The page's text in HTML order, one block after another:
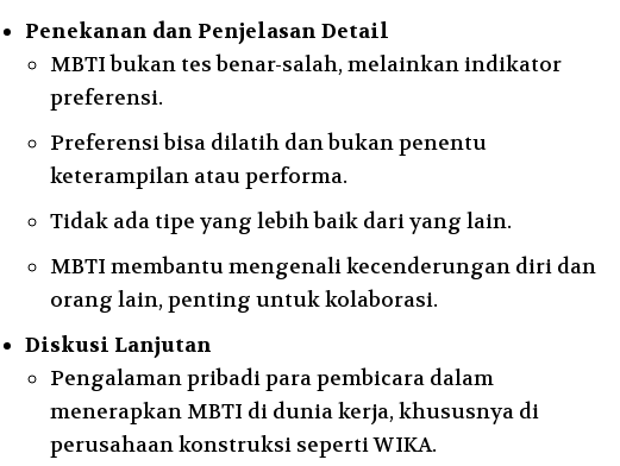
Penekanan dan Penjelasan Detail
MBTI bukan tes benar-salah, melainkan indikator
preferensi.
Preferensi bisa dilatih dan bukan penentu
keterampilan atau performa.
Tidak ada tipe yang lebih baik dari yang lain.
MBTI membantu mengenali kecenderungan diri dan
orang lain, penting untuk kolaborasi.
Diskusi Lanjutan
Pengalaman pribadi para pembicara dalam
menerapkan MBTI di dunia kerja, khususnya di
perusahaan konstruksi seperti WIKA.